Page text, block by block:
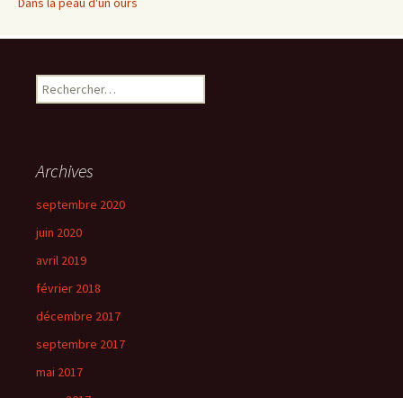
Rechercher :
Archives
septembre 2020
juin 2020
avril 2019
février 2018
décembre 2017
septembre 2017
mai 2017